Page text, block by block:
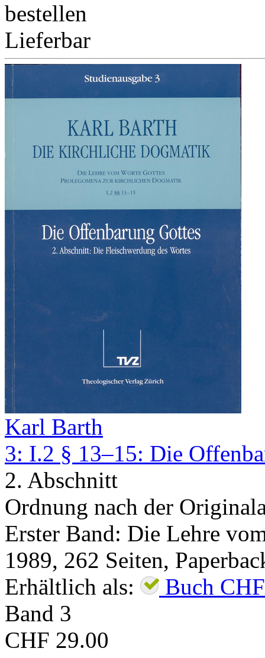
bestellen
Lieferbar
Karl Barth
3: I.2 § 13–15: Die
2. Abschnitt
Ordnung nach der
Erster Band: Die Lehre
1989, 262 Seiten,
Erhältlich als:
Buch
Band 3
CHF 29.00